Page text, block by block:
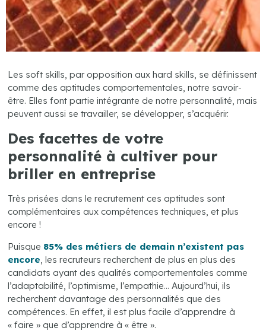
Les soft skills, par opposition aux hard skills, se définissent
comme des aptitudes comportementales, notre savoir-
être. Elles font partie intégrante de notre personnalité, mais
peuvent aussi se travailler, se développer, s’acquérir.
Des facettes de votre
personnalité à cultiver pour
briller en entreprise
Très prisées dans le recrutement ces aptitudes sont
complémentaires aux compétences techniques, et plus
encore !
Puisque 85% des métiers de demain n’existent pas
encore , les recruteurs recherchent de plus en plus des
candidats ayant des qualités comportementales comme
l’adaptabilité, l’optimisme, l’empathie… Aujourd’hui, ils
recherchent davantage des personnalités que des
compétences. En effet, il est plus facile d’apprendre à
« faire » que d’apprendre à « être ».